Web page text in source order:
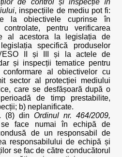
, inspecțiile de mediu pot fi:
la obiectivele cuprinse în
pentru verificarea
al acestora la legislația de
specifică produselor
II și III și la actele de
și inspecții tematice pentru
al obiectivelor cu
sector al protecției mediului
care se desfășoară după o
de timp prestabilite,
b) neplanificate.
(8) din Ordinul nr. 464/2009,
se face numai în echipă de
de un responsabil de
responsabilului de echipă și
se fac de către conducătorul